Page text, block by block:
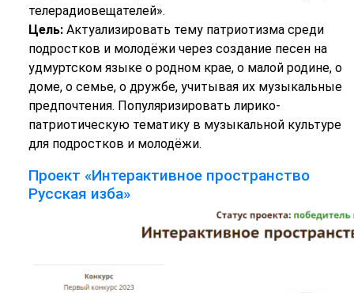
телерадиовещателей».
Цель: Актуализировать тему патриотизма среди
подростков и молодёжи через создание песен на
удмуртском языке о родном крае, о малой родине, о
доме, о семье, о дружбе, учитывая их музыкальные
предпочтения. Популяризировать лирико-
патриотическую тематику в музыкальной культуре
для подростков и молодёжи.
Проект «Интерактивное пространство
Русская изба»